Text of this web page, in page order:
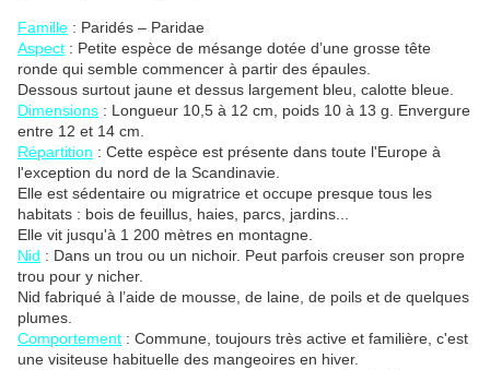
Famille : Paridés – Paridae
Aspect : Petite espèce de mésange dotée d’une grosse tête
ronde qui semble commencer à partir des épaules.
Dessous surtout jaune et dessus largement bleu, calotte bleue.
Dimensions : Longueur 10,5 à 12 cm, poids 10 à 13 g. Envergure
entre 12 et 14 cm.
Répartition : Cette espèce est présente dans toute l'Europe à
l'exception du nord de la Scandinavie.
Elle est sédentaire ou migratrice et occupe presque tous les
habitats : bois de feuillus, haies, parcs, jardins...
Elle vit jusqu'à 1 200 mètres en montagne.
Nid : Dans un trou ou un nichoir. Peut parfois creuser son propre
trou pour y nicher.
Nid fabriqué à l’aide de mousse, de laine, de poils et de quelques
plumes.
Comportement : Commune, toujours très active et familière, c'est
une visiteuse habituelle des mangeoires en hiver.